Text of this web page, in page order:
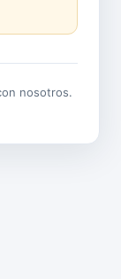
nosotros.